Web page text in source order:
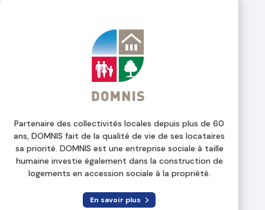
Partenaire des collectivités locales depuis plus de 60
ans, DOMNIS fait de la qualité de vie de ses locataires
sa priorité. DOMNIS est une entreprise sociale à taille
humaine investie également dans la construction de
logements en accession sociale à la propriété.
En savoir plus